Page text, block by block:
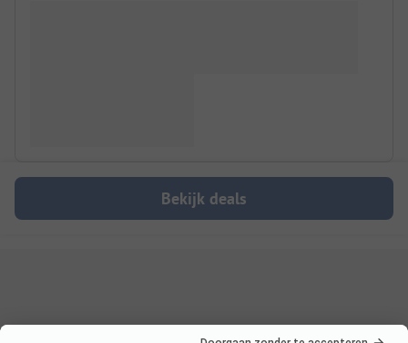
Bekijk deals